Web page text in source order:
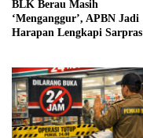
BLK Berau Masih
‘Menganggur’, APBN Jadi
Harapan Lengkapi Sarpras